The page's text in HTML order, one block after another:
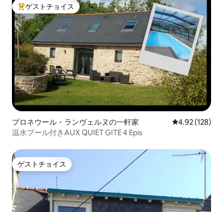
大好評のゲストチョイスです。
ゲストチョイス
プロネウール・ランヴェルヌの一軒家 レビュー128
4.92 (128)
温水プール付きAUX QUIET GITE 4 Epis
ゲストチョイス
ゲストチョイス